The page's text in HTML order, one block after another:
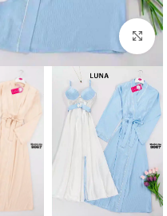
Click to enlarge